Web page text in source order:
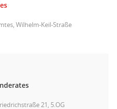
Wilhelm-Keil-Straße
21, 5.OG